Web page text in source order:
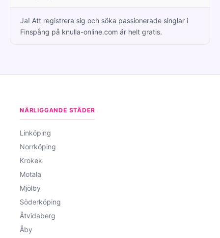
Ja! Att registrera sig och söka passionerade singlar i
Finspång på knulla-online.com är helt gratis.
NÄRLIGGANDE STÄDER
Linköping
Norrköping
Krokek
Motala
Mjölby
Söderköping
Åtvidaberg
Åby